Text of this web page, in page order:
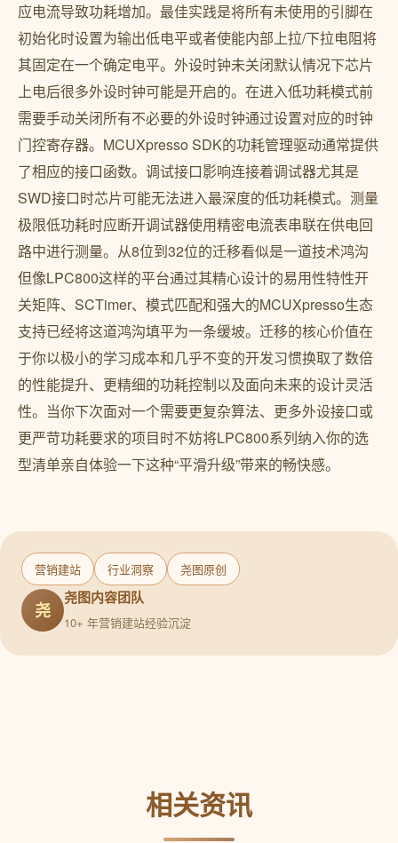
应电流导致功耗增加。最佳实践是将所有未使用的引脚在
初始化时设置为输出低电平或者使能内部上拉/下拉电阻将
其固定在一个确定电平。外设时钟未关闭默认情况下芯片
上电后很多外设时钟可能是开启的。在进入低功耗模式前
需要手动关闭所有不必要的外设时钟通过设置对应的时钟
门控寄存器。MCUXpresso SDK的功耗管理驱动通常提供
了相应的接口函数。调试接口影响连接着调试器尤其是
SWD接口时芯片可能无法进入最深度的低功耗模式。测量
极限低功耗时应断开调试器使用精密电流表串联在供电回
路中进行测量。从8位到32位的迁移看似是一道技术鸿沟
但像LPC800这样的平台通过其精心设计的易用性特性开
关矩阵、SCTimer、模式匹配和强大的MCUXpresso生态
支持已经将这道鸿沟填平为一条缓坡。迁移的核心价值在
于你以极小的学习成本和几乎不变的开发习惯换取了数倍
的性能提升、更精细的功耗控制以及面向未来的设计灵活
性。当你下次面对一个需要更复杂算法、更多外设接口或
更严苛功耗要求的项目时不妨将LPC800系列纳入你的选
型清单亲自体验一下这种“平滑升级”带来的畅快感。
营销建站 行业洞察 尧图原创
尧
尧图内容团队
10+ 年营销建站经验沉淀
相关资讯